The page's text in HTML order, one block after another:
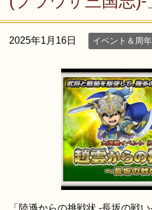
2025年1月16日 イベント＆周
「陸遜からの挑戦状 -長坂の戦